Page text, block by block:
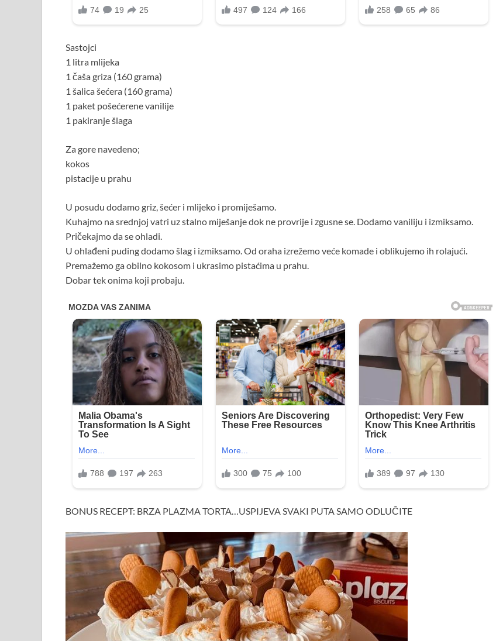
Sastojci
1 litra mlijeka
1 čaša griza (160 grama)
1 šalica šećera (160 grama)
1 paket pošećerene vanilije
1 pakiranje šlaga
Za gore navedeno;
kokos
pistacije u prahu
U posudu dodamo griz, šećer i mlijeko i promiješamo.
Kuhajmo na srednjoj vatri uz stalno miješanje dok ne provrije i zgusne se. Dodamo vaniliju i izmiksamo.
Pričekajmo da se ohladi.
U ohlađeni puding dodamo šlag i izmiksamo. Od oraha izrežemo veće komade i oblikujemo ih rolajući.
Premažemo ga obilno kokosom i ukrasimo pistaćima u prahu.
Dobar tek onima koji probaju.
BONUS RECEPT: BRZA PLAZMA TORTA…USPIJEVA SVAKI PUTA SAMO ODLUČITE